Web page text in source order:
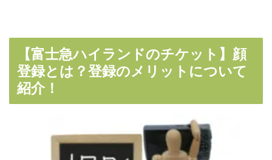
【富士急ハイランドのチケット】顔
登録とは？登録のメリットについて
紹介！